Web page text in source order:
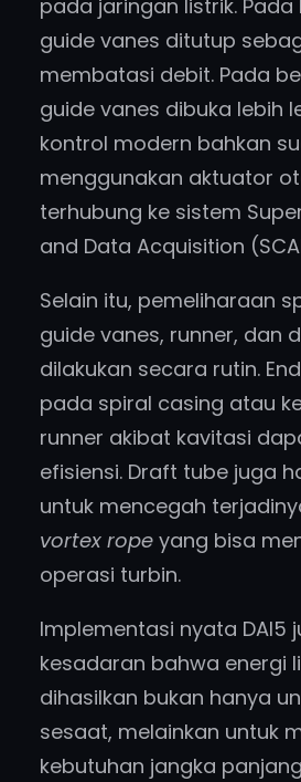
pada jaringan listrik.
guide vanes ditutup
membatasi debit. Pada
guide vanes dibuka lebih
kontrol modern bahkan
menggunakan aktuator
terhubung ke sistem
and Data Acquisition
Selain itu, pemeliharaan
guide vanes, runner, dan
dilakukan secara rutin.
pada spiral casing atau
runner akibat kavitasi
efisiensi. Draft tube juga
untuk mencegah
vortex rope yang bisa
operasi turbin.
Implementasi nyata DAI5
kesadaran bahwa energi
dihasilkan bukan hanya
sesaat, melainkan untuk
kebutuhan jangka